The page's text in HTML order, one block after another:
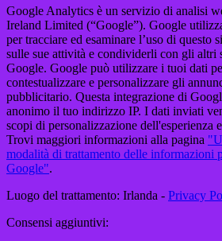
Google Analytics è un servizio di analisi
Ireland Limited (“Google”). Google
per tracciare ed esaminare l’uso di questo
sulle sue attività e condividerli con gli altri
Google. Google può utilizzare i tuoi dati
contestualizzare e personalizzare gli
pubblicitario. Questa integrazione di
anonimo il tuo indirizzo IP. I dati inviati
scopi di personalizzazione dell'esperienza
Trovi maggiori informazioni alla pagina
modalità di trattamento delle informazioni
Google".
Luogo del trattamento: Irlanda - Privacy
Consensi aggiuntivi: